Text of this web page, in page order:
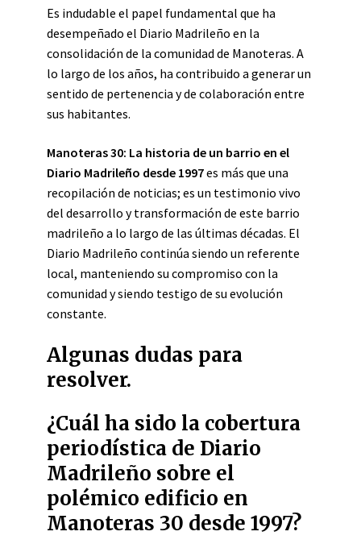
Es indudable el papel fundamental que ha
desempeñado el Diario Madrileño en la
consolidación de la comunidad de Manoteras. A
lo largo de los años, ha contribuido a generar un
sentido de pertenencia y de colaboración entre
sus habitantes.
Manoteras 30: La historia de un barrio en el
Diario Madrileño desde 1997es más que una
recopilación de noticias; es un testimonio vivo
del desarrollo y transformación de este barrio
madrileño a lo largo de las últimas décadas. El
Diario Madrileño continúa siendo un referente
local, manteniendo su compromiso con la
comunidad y siendo testigo de su evolución
constante.
Algunas dudas para
resolver.
¿Cuál ha sido la cobertura
periodística de Diario
Madrileño sobre el
polémico edificio en
Manoteras 30 desde 1997?